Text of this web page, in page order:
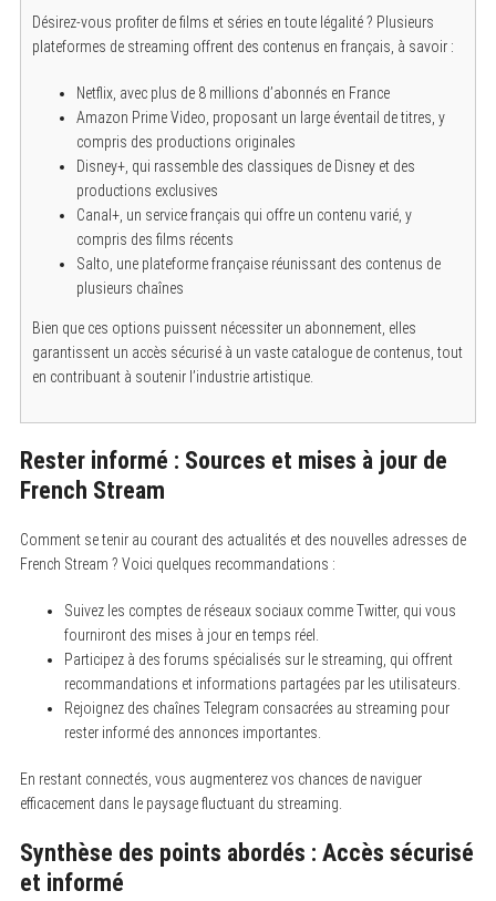
Désirez-vous profiter de films et séries en toute légalité ? Plusieurs
plateformes de streaming offrent des contenus en français, à savoir :
Netflix, avec plus de 8 millions d’abonnés en France
Amazon Prime Video, proposant un large éventail de titres, y
compris des productions originales
Disney+, qui rassemble des classiques de Disney et des
productions exclusives
Canal+, un service français qui offre un contenu varié, y
compris des films récents
Salto, une plateforme française réunissant des contenus de
plusieurs chaînes
Bien que ces options puissent nécessiter un abonnement, elles
garantissent un accès sécurisé à un vaste catalogue de contenus, tout
en contribuant à soutenir l’industrie artistique.
Rester informé : Sources et mises à jour de
French Stream
Comment se tenir au courant des actualités et des nouvelles adresses de
French Stream ? Voici quelques recommandations :
Suivez les comptes de réseaux sociaux comme Twitter, qui vous
fourniront des mises à jour en temps réel.
Participez à des forums spécialisés sur le streaming, qui offrent
recommandations et informations partagées par les utilisateurs.
Rejoignez des chaînes Telegram consacrées au streaming pour
rester informé des annonces importantes.
En restant connectés, vous augmenterez vos chances de naviguer
efficacement dans le paysage fluctuant du streaming.
Synthèse des points abordés : Accès sécurisé
et informé